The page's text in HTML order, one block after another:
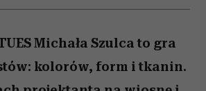
Michała Szulca to gra
kolorów, form i tkanin.